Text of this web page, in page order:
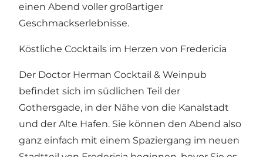
einen Abend voller großartiger
Geschmackserlebnisse.
Köstliche Cocktails im Herzen von Fredericia
Der Doctor Herman Cocktail & Weinpub
befindet sich im südlichen Teil der
Gothersgade, in der Nähe von die Kanalstadt
und der Alte Hafen. Sie können den Abend also
ganz einfach mit einem Spaziergang im neuen